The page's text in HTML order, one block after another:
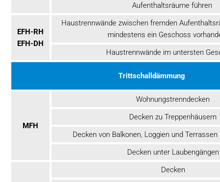
Aufenthaltsräume führen
EFH-RH
EFH-DH
Haustrennwände zwischen fremden
mindestens ein Geschoss
Haustrennwände im untersten
Trittschalldämmung
MFH
Wohnungstrenndecken
Decken zu Treppenhäusern
Decken von Balkonen, Loggien und
Decken unter Laubengängen
Decken